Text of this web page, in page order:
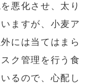
悪化させ、太り
ますが、小麦ア
には当てはまら
ク管理を行う食
るので、心配し